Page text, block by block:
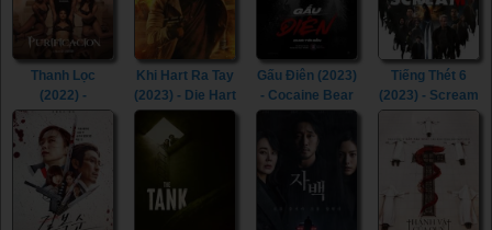
Thanh Lọc
(2022) -
Purificacion
(2022)
Khi Hart Ra Tay
(2023) - Die Hart
(2023)
Gấu Điên (2023)
- Cocaine Bear
Tiếng Thét 6
(2023) - Scream
VI (2023)